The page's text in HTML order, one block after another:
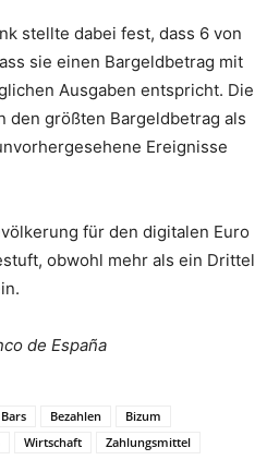
stellte dabei fest, dass 6 von
sie einen Bargeldbetrag mit
Ausgaben entspricht. Die
den größten Bargeldbetrag als
Ereignisse
für den digitalen Euro
obwohl mehr als ein Drittel
de España
Bars Bezahlen
Bizum
Wirtschaft Zahlungsmittel